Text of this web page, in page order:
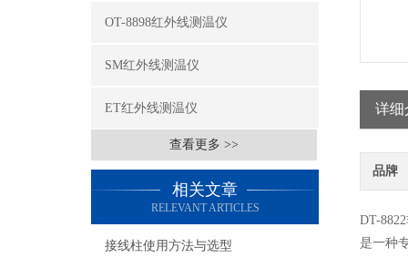
OT-8898红外线测温仪
SM红外线测温仪
ET红外线测温仪
查看更多 >>
相关文章
RELEVANT ARTICLES
接线柱使用方法与选型
详细
品牌
DT-
是一种